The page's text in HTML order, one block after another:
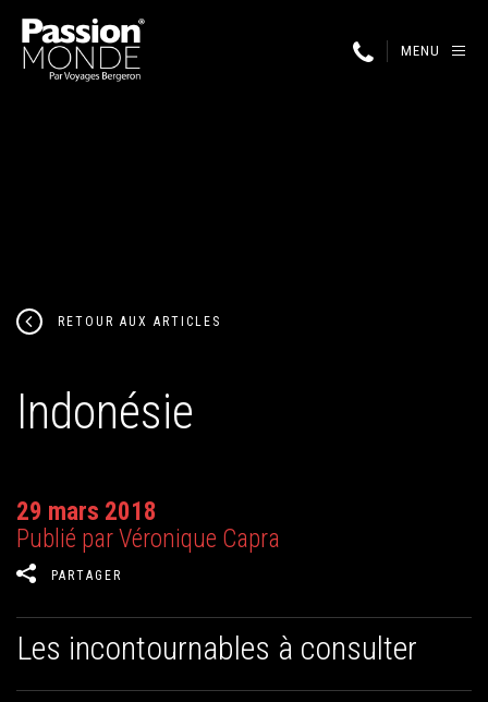
MENU
RETOUR AUX ARTICLES
Indonésie
29 mars 2018
Publié par Véronique Capra
PARTAGER
Les incontournables à consulter